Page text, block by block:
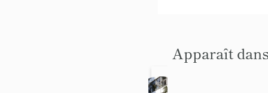
Apparaît